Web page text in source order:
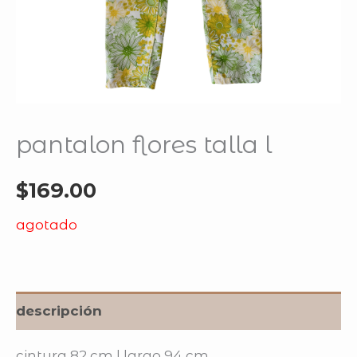
pantalon flores talla l
$169.00
agotado
descripción